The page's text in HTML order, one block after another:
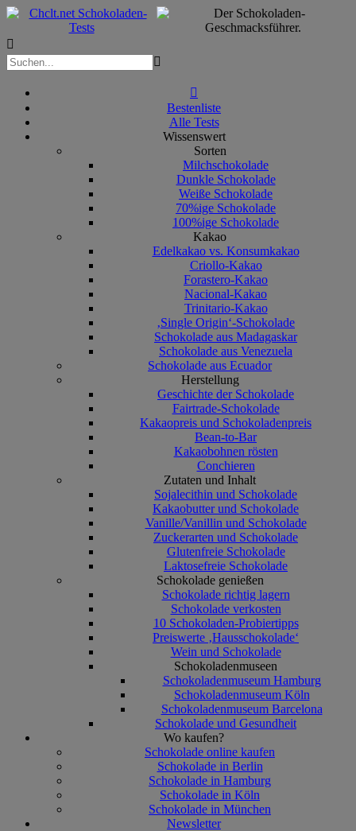



Bestenliste
Alle Tests
Wissenswert
Sorten
Milchschokolade
Dunkle Schokolade
Weiße Schokolade
70%ige Schokolade
100%ige Schokolade
Kakao
Edelkakao vs. Konsumkakao
Criollo-Kakao
Forastero-Kakao
Nacional-Kakao
Trinitario-Kakao
‚Single Origin‘-Schokolade
Schokolade aus Madagaskar
Schokolade aus Venezuela
Schokolade aus Ecuador
Herstellung
Geschichte der Schokolade
Fairtrade-Schokolade
Kakaopreis und Schokoladenpreis
Bean-to-Bar
Kakaobohnen rösten
Conchieren
Zutaten und Inhalt
Sojalecithin und Schokolade
Kakaobutter und Schokolade
Vanille/Vanillin und Schokolade
Zuckerarten und Schokolade
Glutenfreie Schokolade
Laktosefreie Schokolade
Schokolade genießen
Schokolade richtig lagern
Schokolade verkosten
10 Schokoladen-Probiertipps
Preiswerte ‚Hausschokolade‘
Wein und Schokolade
Schokoladenmuseen
Schokoladenmuseum Hamburg
Schokoladenmuseum Köln
Schokoladenmuseum Barcelona
Schokolade und Gesundheit
Wo kaufen?
Schokolade online kaufen
Schokolade in Berlin
Schokolade in Hamburg
Schokolade in Köln
Schokolade in München
Newsletter